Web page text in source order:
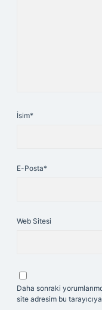
İsim*
E-Posta*
Web Sitesi
Daha sonraki
site adresim bu